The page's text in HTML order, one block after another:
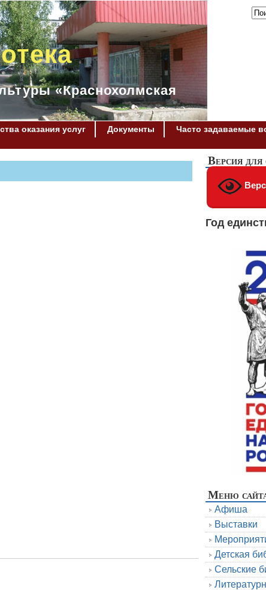
«Краснохолмская
оказания услуг Документы Часто задаваемые
Версия
Год
Меню
Афиша
Выставки
Детская
Сельские